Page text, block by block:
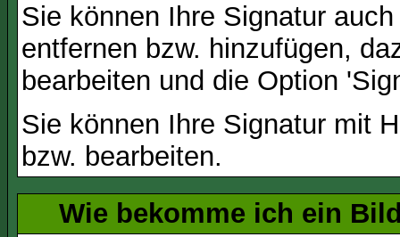
Sie können Ihre Signatur
entfernen bzw. hinzufügen,
bearbeiten und die Option
Sie können Ihre Signatur mit
bzw. bearbeiten.
Wie bekomme ich ein